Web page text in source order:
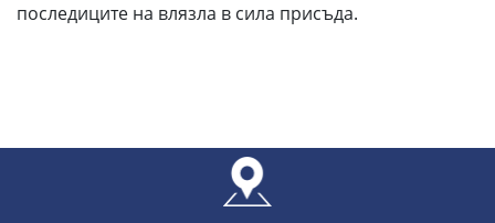
последиците на влязла в сила присъда.